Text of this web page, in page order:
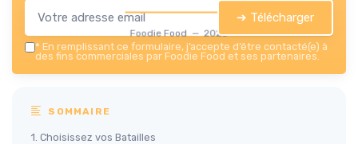
Foodie Food — 2026
➔ Télécharger
* En remplissant ce formulaire, j’accepte d’être contacté(e) à
des fins commerciales par Foodie Food et ses partenaires.
SOMMAIRE
1. Choisissez vos Batailles